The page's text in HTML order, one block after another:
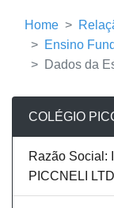
Home
Ensino
Dados da
COLÉGIO
Razão Social:
PICCNELI